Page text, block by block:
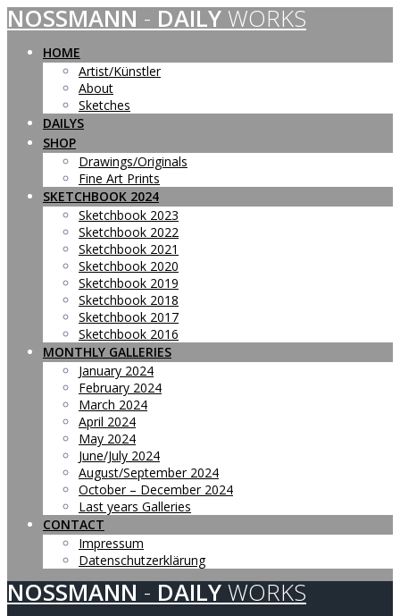
Skip
to
content
NOSSMANN - DAILY WORKS
HOME
Artist/Künstler
About
Sketches
DAILYS
SHOP
Drawings/Originals
Fine Art Prints
SKETCHBOOK 2024
Sketchbook 2023
Sketchbook 2022
Sketchbook 2021
Sketchbook 2020
Sketchbook 2019
Sketchbook 2018
Sketchbook 2017
Sketchbook 2016
MONTHLY GALLERIES
January 2024
February 2024
March 2024
April 2024
May 2024
June/July 2024
August/September 2024
October – December 2024
Last years Galleries
CONTACT
Impressum
Datenschutzerklärung
NOSSMANN - DAILY WORKS